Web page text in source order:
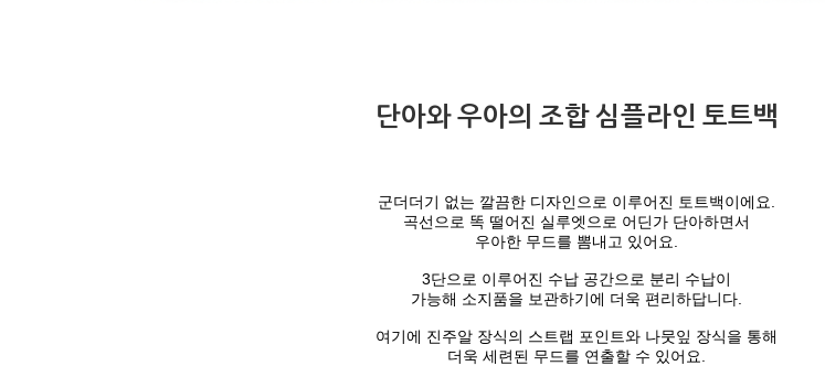
단아와 우아의 조합 심플라인 토트백
군더더기 없는 깔끔한 디자인으로 이루어진 토트백이에요.
곡선으로 똑 떨어진 실루엣으로 어딘가 단아하면서
우아한 무드를 뽐내고 있어요.
3단으로 이루어진 수납 공간으로 분리 수납이
가능해 소지품을 보관하기에 더욱 편리하답니다.
여기에 진주알 장식의 스트랩 포인트와 나뭇잎 장식을 통해
더욱 세련된 무드를 연출할 수 있어요.